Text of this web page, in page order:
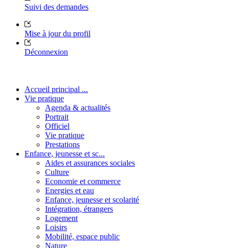
Suivi des demandes
Mise à jour du profil
Déconnexion
Accueil principal ...
Vie pratique
Agenda & actualités
Portrait
Officiel
Vie pratique
Prestations
Enfance, jeunesse et sc...
Aides et assurances sociales
Culture
Economie et commerce
Energies et eau
Enfance, jeunesse et scolarité
Intégration, étrangers
Logement
Loisirs
Mobilité, espace public
Nature